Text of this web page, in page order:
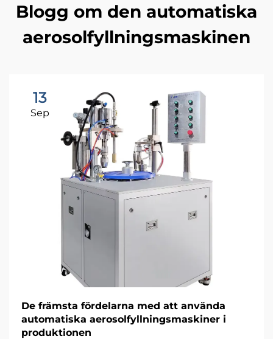
Blogg om den automatiska
aerosolfyllningsmaskinen
13
Sep
De främsta fördelarna med att använda
automatiska aerosolfyllningsmaskiner i
produktionen